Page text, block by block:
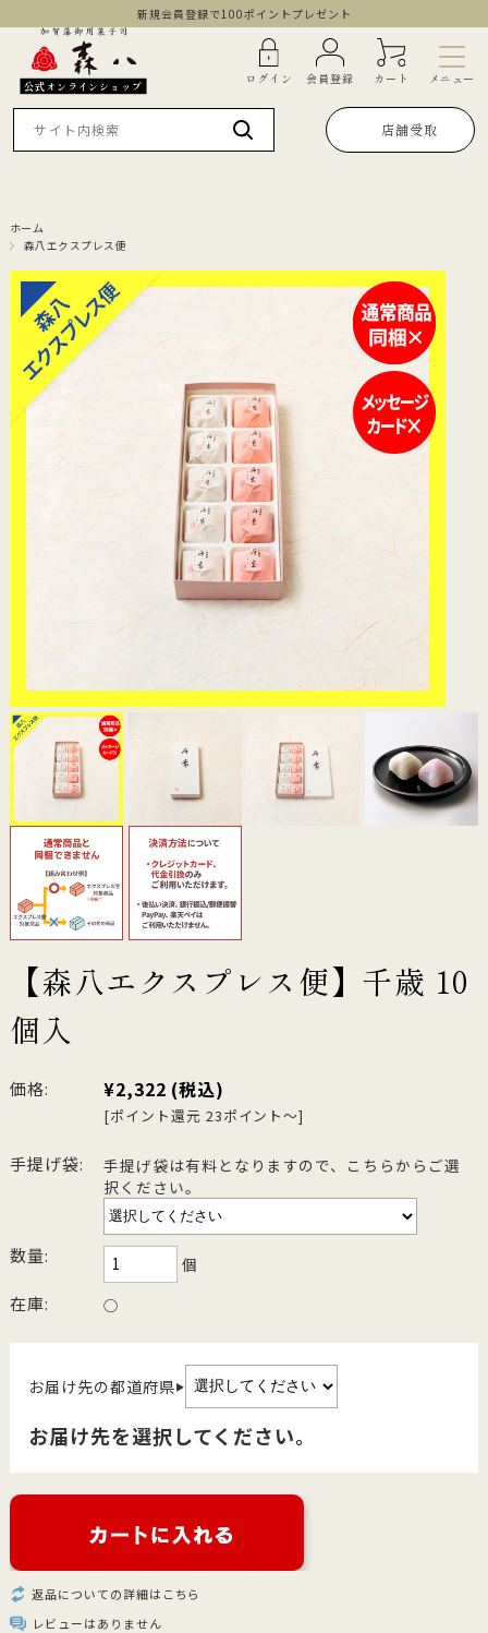
新規会員登録で100ポイントプレゼント
公式オンラインショップ ログイン 会員登録 カート メニュー
店舗受取
ホーム
森八エクスプレス便
【森八エクスプレス便】千歳 10
個入
価格: ¥2,322 (税込)
[ポイント還元 23ポイント～]
手提げ袋:
手提げ袋は有料となりますので、こちらからご選
択ください。
数量: 個
在庫: ○
お届け先の都道府県▶
お届け先を選択してください。
返品についての詳細はこちら
レビューはありません